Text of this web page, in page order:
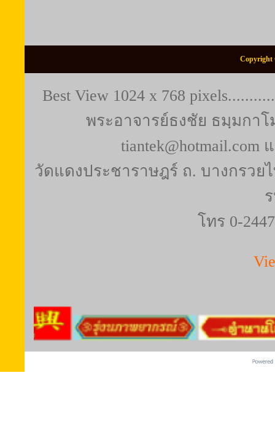
Copyright
Best View 1024 x 768
พระอาจารย์ธงชัย ธมฺมกาโ
tiantek@hotmail.com
วัดแดงประชาราษฎร์ ถ. บางกรวย
โทร 0-